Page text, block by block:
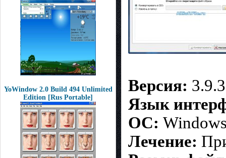
YoWindow 2.0 Build 494 Unlimited
Edition [Rus Portable]
Версия:
Язык
ОС:
Лечение: